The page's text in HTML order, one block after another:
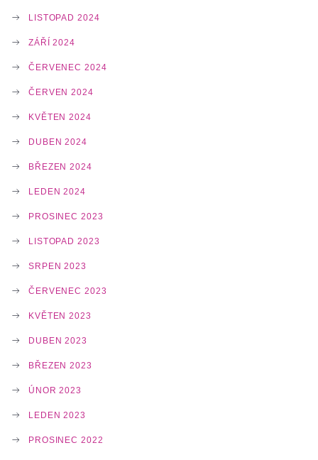
LISTOPAD 2024
ZÁŘÍ 2024
ČERVENEC 2024
ČERVEN 2024
KVĚTEN 2024
DUBEN 2024
BŘEZEN 2024
LEDEN 2024
PROSINEC 2023
LISTOPAD 2023
SRPEN 2023
ČERVENEC 2023
KVĚTEN 2023
DUBEN 2023
BŘEZEN 2023
ÚNOR 2023
LEDEN 2023
PROSINEC 2022